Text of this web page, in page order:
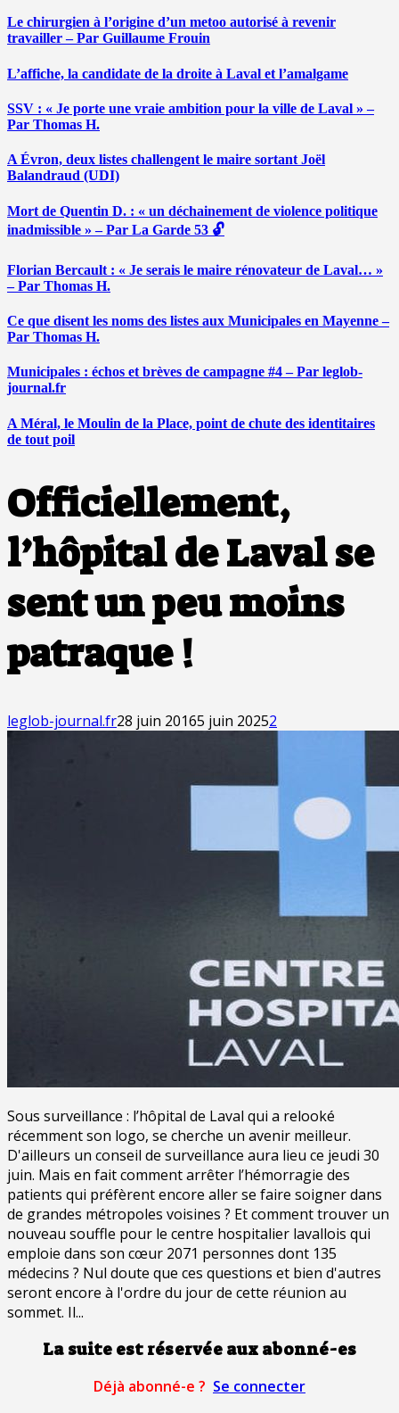
Le chirurgien à l’origine d’un metoo autorisé à revenir
travailler – Par Guillaume Frouin
L’affiche, la candidate de la droite à Laval et l’amalgame
SSV : « Je porte une vraie ambition pour la ville de Laval » –
Par Thomas H.
A Évron, deux listes challengent le maire sortant Joël
Balandraud (UDI)
Mort de Quentin D. : « un déchainement de violence politique
inadmissible » – Par La Garde 53 🔓
Florian Bercault : « Je serais le maire rénovateur de Laval… »
– Par Thomas H.
Ce que disent les noms des listes aux Municipales en Mayenne –
Par Thomas H.
Municipales : échos et brèves de campagne #4 – Par leglob-
journal.fr
A Méral, le Moulin de la Place, point de chute des identitaires
de tout poil
Officiellement,
l’hôpital de Laval se
sent un peu moins
patraque !
leglob-journal.fr28 juin 20165 juin 20252
Sous surveillance : l’hôpital de Laval qui a relooké
récemment son logo, se cherche un avenir meilleur.
D'ailleurs un conseil de surveillance aura lieu ce jeudi 30
juin. Mais en fait comment arrêter l’hémorragie des
patients qui préfèrent encore aller se faire soigner dans
de grandes métropoles voisines ? Et comment trouver un
nouveau souffle pour le centre hospitalier lavallois qui
emploie dans son cœur 2071 personnes dont 135
médecins ? Nul doute que ces questions et bien d'autres
seront encore à l'ordre du jour de cette réunion au
sommet. Il...
La suite est réservée aux abonné-es
Déjà abonné-e ? Se connecter